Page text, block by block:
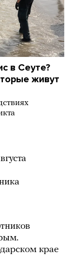
в Сеуте?
живут
крае